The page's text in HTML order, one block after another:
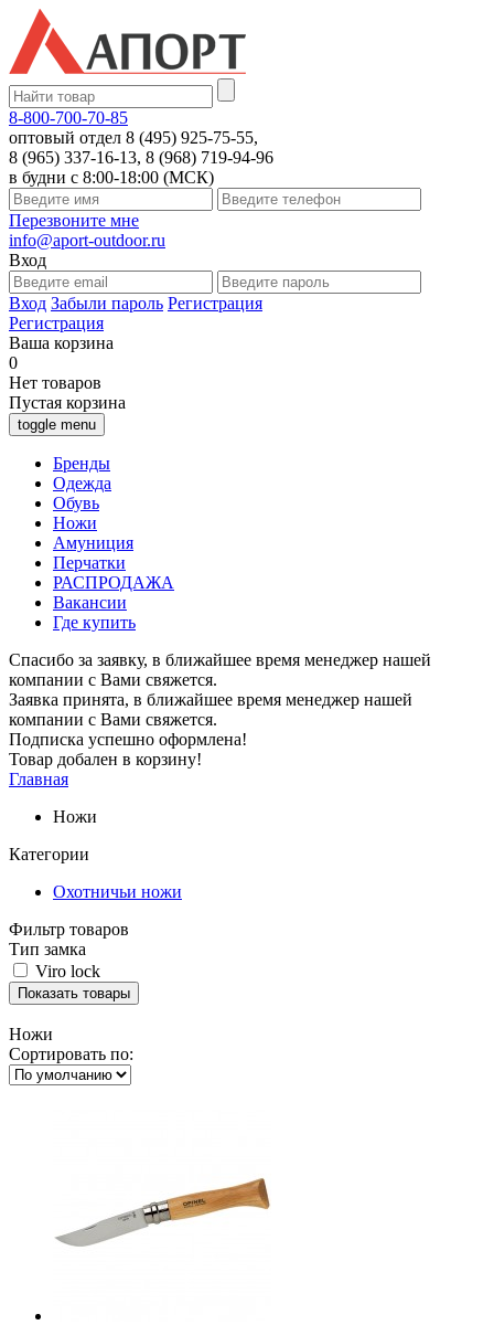
8-800-700-70-85
оптовый отдел 8 (495) 925-75-55,
8 (965) 337-16-13, 8 (968) 719-94-96
в будни с 8:00-18:00 (МСК)
Перезвоните мне
info@aport-outdoor.ru
Вход
Вход Забыли пароль Регистрация
Регистрация
Ваша корзина
0
Нет товаров
Пустая корзина
toggle menu
Бренды
Одежда
Обувь
Ножи
Амуниция
Перчатки
РАСПРОДАЖА
Вакансии
Где купить
Спасибо за заявку, в ближайшее время менеджер нашей
компании с Вами свяжется.
Заявка принята, в ближайшее время менеджер нашей
компании с Вами свяжется.
Подписка успешно оформлена!
Товар добален в корзину!
Главная
Ножи
Категории
Охотничьи ножи
Фильтр товаров
Тип замка
Viro lock
Ножи
Сортировать по: